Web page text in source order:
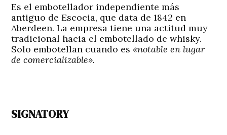
Es el embotellador independiente más
antiguo de Escocia, que data de 1842 en
Aberdeen. La empresa tiene una actitud muy
tradicional hacia el embotellado de whisky.
Solo embotellan cuando es«notable en lugar
de comercializable».
SIGNATORY